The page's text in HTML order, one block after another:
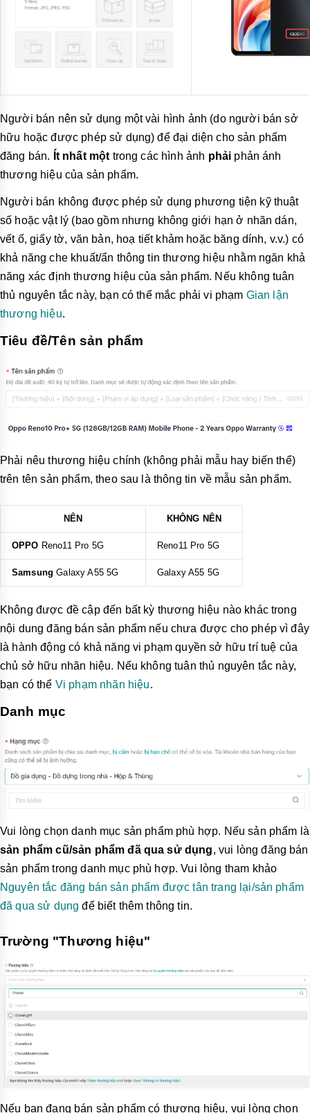
Người bán nên sử dụng một vài hình ảnh (do người bán sở
hữu hoặc được phép sử dụng) để đại diện cho sản phẩm
đăng bán. Ít nhất một trong các hình ảnh phải phản ánh
thương hiệu của sản phẩm.
Người bán không được phép sử dụng phương tiện kỹ thuật
số hoặc vật lý (bao gồm nhưng không giới hạn ở nhãn dán,
vết ố, giấy tờ, văn bản, hoạ tiết khảm hoặc băng dính, v.v.) có
khả năng che khuất/ẩn thông tin thương hiệu nhằm ngăn khả
năng xác định thương hiệu của sản phẩm. Nếu không tuân
thủ nguyên tắc này, bạn có thể mắc phải vi phạm Gian lận
thương hiệu.
Tiêu đề/Tên sản phẩm
Phải nêu thương hiệu chính (không phải mẫu hay biến thể)
trên tên sản phẩm, theo sau là thông tin về mẫu sản phẩm.
NÊN KHÔNG NÊN
OPPO Reno11 Pro 5G Reno11 Pro 5G
SamsungGalaxy A55 5G Galaxy A55 5G
Không được đề cập đến bất kỳ thương hiệu nào khác trong
nội dung đăng bán sản phẩm nếu chưa được cho phép vì đây
là hành động có khả năng vi phạm quyền sở hữu trí tuệ của
chủ sở hữu nhãn hiệu. Nếu không tuân thủ nguyên tắc này,
bạn có thể Vi phạm nhãn hiệu.
Danh mục
Vui lòng chọn danh mục sản phẩm phù hợp. Nếu sản phẩm là
sản phẩm cũ/sản phẩm đã qua sử dụng, vui lòng đăng bán
sản phẩm trong danh mục phù hợp. Vui lòng tham khảo
Nguyên tắc đăng bán sản phẩm được tân trang lại/sản phẩm
đã qua sử dụng để biết thêm thông tin.
Trường "Thương hiệu"
Nếu bạn đang bán sản phẩm có thương hiệu, vui lòng chọn